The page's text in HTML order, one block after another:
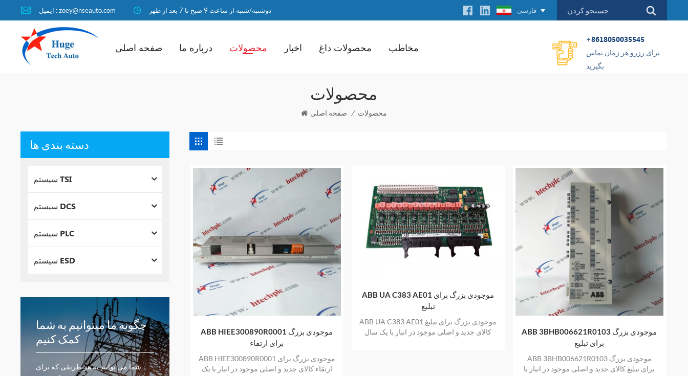
ایمیل : zoey@nseauto.com دوشنبه/شنبه از ساعت 9 صبح تا 7 بعد از ظهر فارسی
صفحه اصلی درباره ما محصولات اخبار محصولات داغ مخاطب
+8618050035545
برای رزرو هر زمان تماس
بگیرید
محصولات
صفحه اصلی / محصولات
ABB HIEE300890R0001 موجودی بزرگ
برای ارتقاء
ABB HIEE300890R0001 موجودی بزرگ برای
ارتقاء کالای جدید و اصلی موجود در انبار با یک
ABB UA C383 AE01 موجودی بزرگ برای
تبلیغ
ABB UA C383 AE01 موجودی بزرگ برای تبلیغ
کالای جدید و اصلی موجود در انبار با یک سال
ABB 3BHB006621R0103 موجودی بزرگ
برای تبلیغ
ABB 3BHB006621R0103 موجودی بزرگ
برای تبلیغ کالای جدید و اصلی موجود در انبار با
دسته بندی ها
سیستم TSI
سیستم DCS
سیستم PLC
سیستم ESD
چگونه ما میتوانیم به شما
کمک کنیم
شما می توانید به هر طریقی که برای